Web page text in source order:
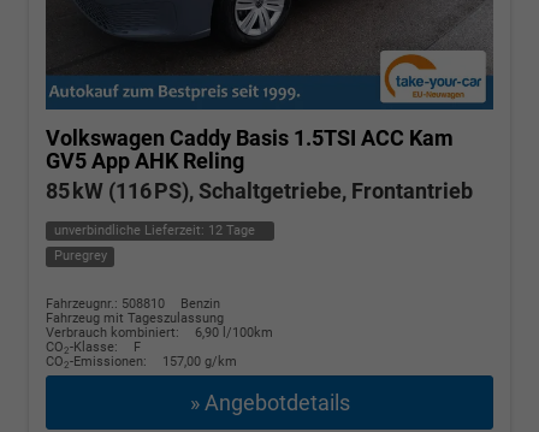
Volkswagen Caddy Basis 1.5TSI ACC Kam
GV5 App AHK Reling
85 kW (116 PS), Schaltgetriebe, Frontantrieb
unverbindliche Lieferzeit: 12 Tage
Puregrey
Fahrzeugnr.: 508810
Benzin
Fahrzeug mit Tageszulassung
Verbrauch kombiniert:
6,90 l/100km
CO2-Klasse:
F
CO2-Emissionen: 157,00 g/km
» Angebotdetails